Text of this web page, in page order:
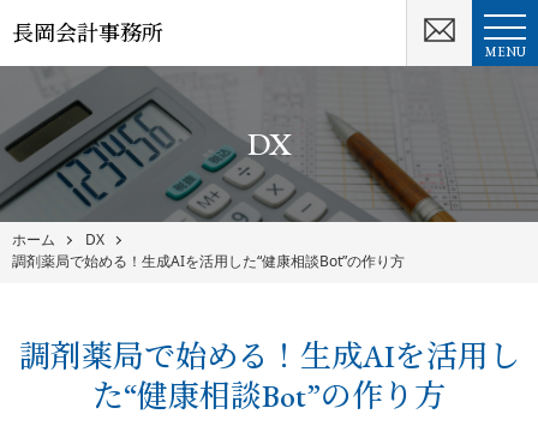
長岡会計事務所
MENU
DX
ホーム
DX
調剤薬局で始める！生成AIを活用した“健康相談Bot”の作り方
調剤薬局で始める！生成AIを活用し
た“健康相談Bot”の作り方